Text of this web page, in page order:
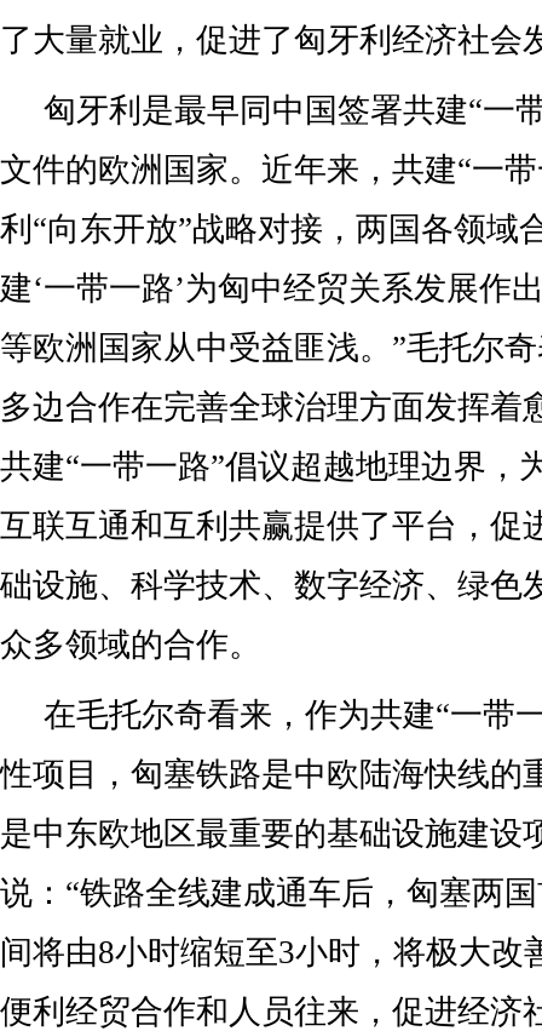
了大量就业，促进了匈牙利经济社会
匈牙利是最早同中国签署共建“一
文件的欧洲国家。近年来，共建“一
利“向东开放”战略对接，两国各领域
建‘一带一路’为匈中经贸关系发展作
等欧洲国家从中受益匪浅。”毛托尔
多边合作在完善全球治理方面发挥着
共建“一带一路”倡议超越地理边界，
互联互通和互利共赢提供了平台，促
础设施、科学技术、数字经济、绿色
众多领域的合作。
在毛托尔奇看来，作为共建“一带
性项目，匈塞铁路是中欧陆海快线的
是中东欧地区最重要的基础设施建设
说：“铁路全线建成通车后，匈塞两
间将由8小时缩短至3小时，将极大改
便利经贸合作和人员往来，促进经济